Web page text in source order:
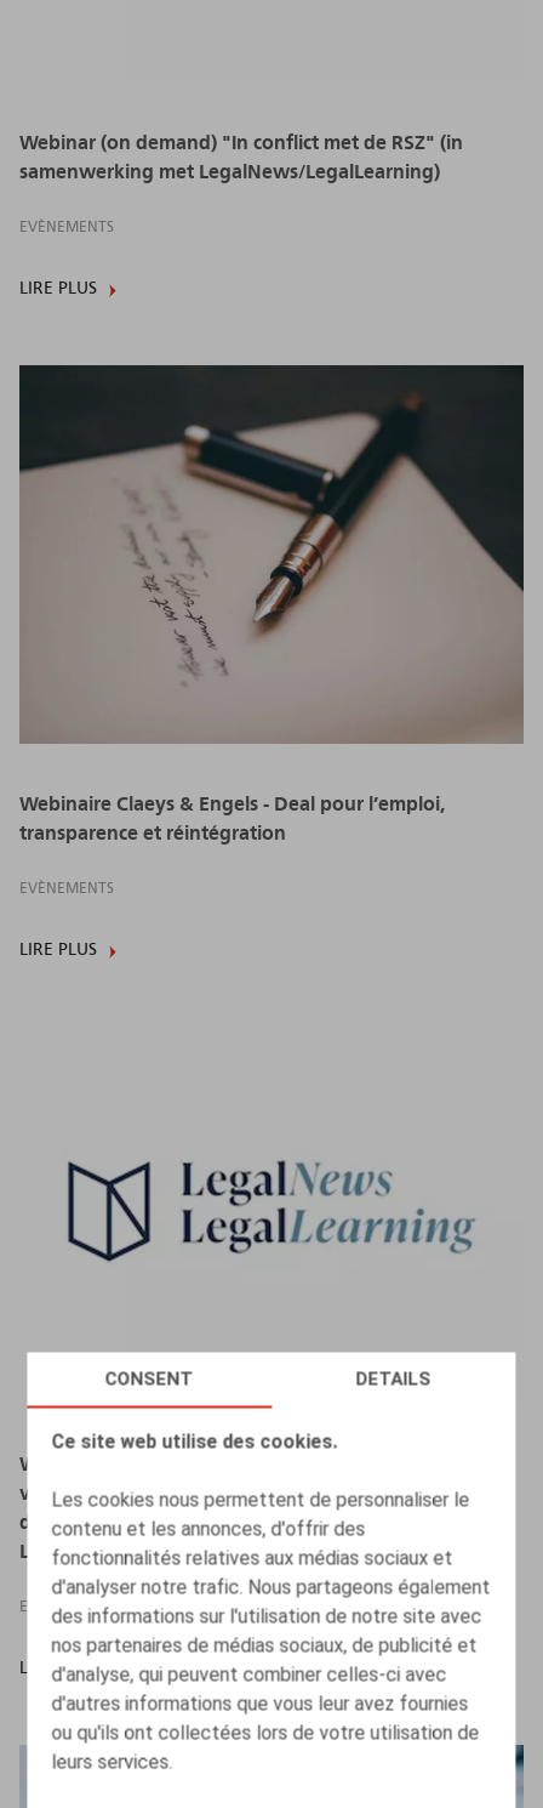
CONSENT DETAILS
Ce site web utilise des cookies.
Les cookies nous permettent de personnaliser le
contenu et les annonces, d'offrir des
fonctionnalités relatives aux médias sociaux et
d'analyser notre trafic. Nous partageons également
des informations sur l'utilisation de notre site avec
nos partenaires de médias sociaux, de publicité et
d'analyse, qui peuvent combiner celles-ci avec
d'autres informations que vous leur avez fournies
ou qu'ils ont collectées lors de votre utilisation de
leurs services.
Webinar (on demand) "In conflict met de RSZ" (in
samenwerking met LegalNews/LegalLearning)
EVÈNEMENTS
LIRE PLUS
Webinaire Claeys & Engels - Deal pour l’emploi,
transparence et réintégration
EVÈNEMENTS
LIRE PLUS
Webinar "Een ernstig arbeidsongeval – De
verplichtingen van de werkgever en de houding van
de inspectie" (in samenwerking met
LegalNews/LegalLearning)
EVÈNEMENTS
LIRE PLUS